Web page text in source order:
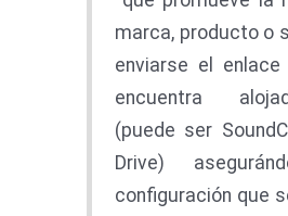
marca, producto o
enviarse el
encuentra
(puede ser
Drive)
configuración que